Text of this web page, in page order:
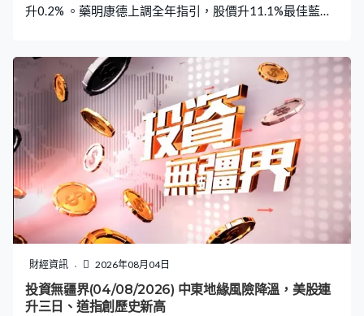
升0.2% 。藥明康德上調全年指引，股價升11.1%最佳藍籌
4.98%最佳國指成分股，華虹升6.54% 。小鵬跌4.16%最差
國指成分股 。智譜升7.44%最佳科指成分股，MINIMAX跌
6.87%最差科指成分股
財經資訊 2026年08月04日
投資無疆界(04/08/2026) 中東地緣風險降溫，美股連
升三日、道指創歷史新高